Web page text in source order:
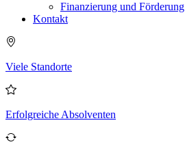
Finanzierung und Förderung
Kontakt
Viele Standorte
Erfolgreiche Absolventen